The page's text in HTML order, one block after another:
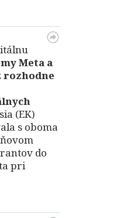
Meta a
rozhodne
(EK)
s oboma
do
pri